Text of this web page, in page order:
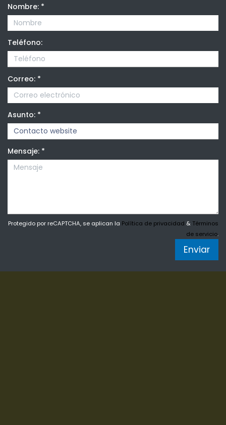
Nombre: *
Teléfono:
Correo: *
Asunto: *
Mensaje: *
Protegido por reCAPTCHA, se aplican la Política de privacidad & Términos
de servicio.
Enviar